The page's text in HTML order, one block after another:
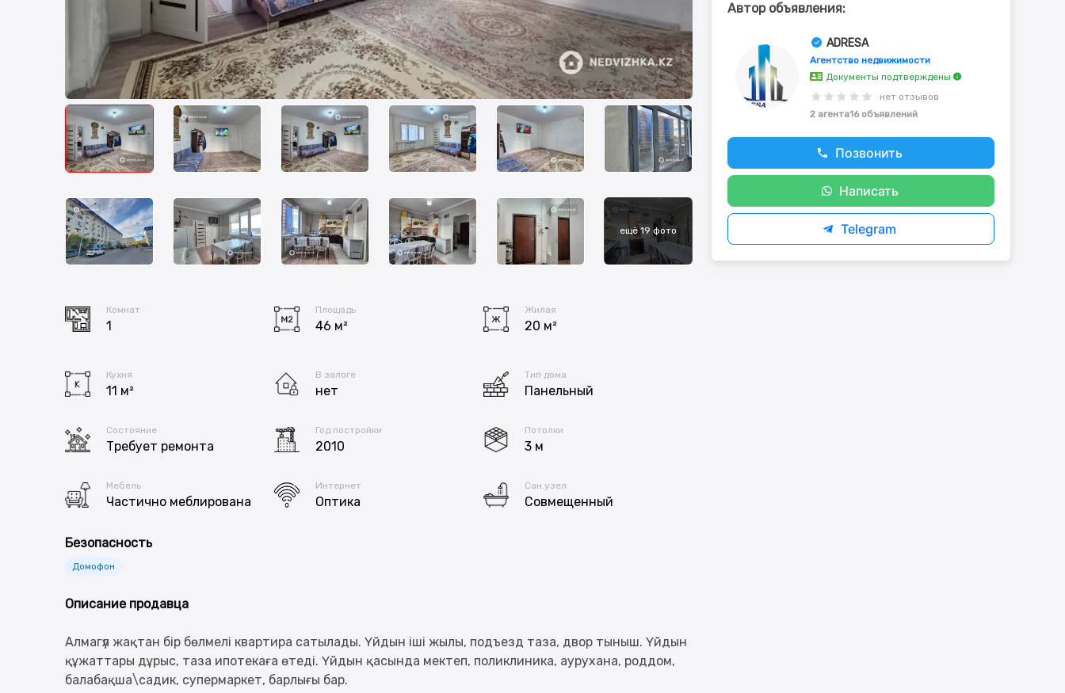
ещё 19 фото
Комнат
1
Площадь
46 м²
Жилая
20 м²
Кухня
11 м²
В залоге
нет
Тип дома
Панельный
Состояние
Требует ремонта
Год постройки
2010
Потолки
3 м
Мебель
Частично меблирована
Интернет
Оптика
Сан.узел
Совмещенный
Безопасность
Домофон
Описание продавца
Алмагүл жақтан бір бөлмелі квартира сатылады. Үйдын іші жылы, подъезд таза, двор тыныш. Үйдын
құжаттары дұрыс, таза ипотекаға өтеді. Үйдын қасында мектеп, поликлиника, аурухана, роддом,
Автор объявления:
ADRESA
Агентство недвижимости
Документы подтверждены
нет отзывов
2 агента16 объявлений
Позвонить
Написать
Telegram